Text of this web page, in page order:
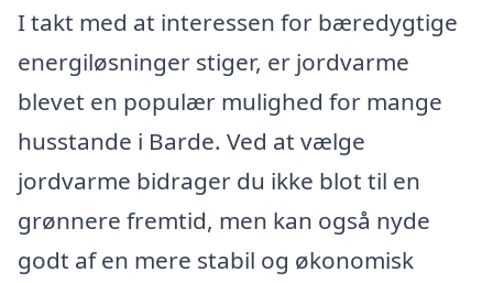
I takt med at interessen for bæredygtige
energiløsninger stiger, er jordvarme
blevet en populær mulighed for mange
husstande i Barde. Ved at vælge
jordvarme bidrager du ikke blot til en
grønnere fremtid, men kan også nyde
godt af en mere stabil og økonomisk